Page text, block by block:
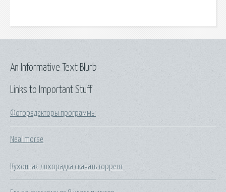
Links to Important Stuff
Фоторедакторы программы
Neal morse
Кухонная лихорадка скачать торрент
An Informative Text Blurb